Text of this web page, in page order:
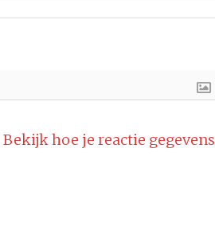
Bekijk hoe je reactie gegevens